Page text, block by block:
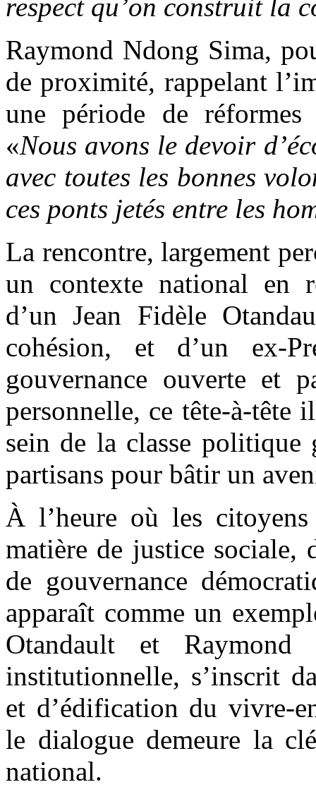
respect qu’on construit la
Raymond Ndong Sima,
de proximité, rappelant
une période de réformes
«Nous avons le devoir
avec toutes les bonnes
ces ponts jetés entre les
La rencontre, largement
un contexte national en
d’un Jean Fidèle
cohésion, et d’un ex-
gouvernance ouverte et
personnelle, ce tête-à-tête
sein de la classe politique
partisans pour bâtir un
À l’heure où les
matière de justice sociale,
de gouvernance
apparaît comme un
Otandault et
institutionnelle, s’inscrit
et d’édification du vivre-
le dialogue demeure la
national.